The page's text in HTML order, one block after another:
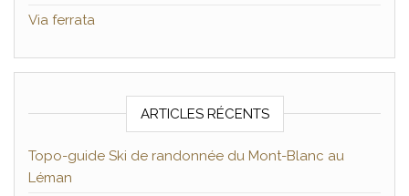
Via ferrata
ARTICLES RÉCENTS
Topo-guide Ski de randonnée du Mont-Blanc au
Léman